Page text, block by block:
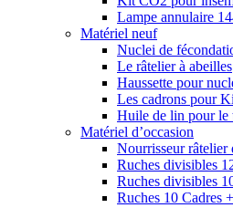
Lampe annulaire
Matériel neuf
Nuclei de
Le râtelier à abeilles
Haussette pour
Les cadrons pour
Huile de lin pour le
Matériel d’occasion
Nourrisseur râtelier
Ruches divisibles
Ruches divisibles
Ruches 10 Cadres